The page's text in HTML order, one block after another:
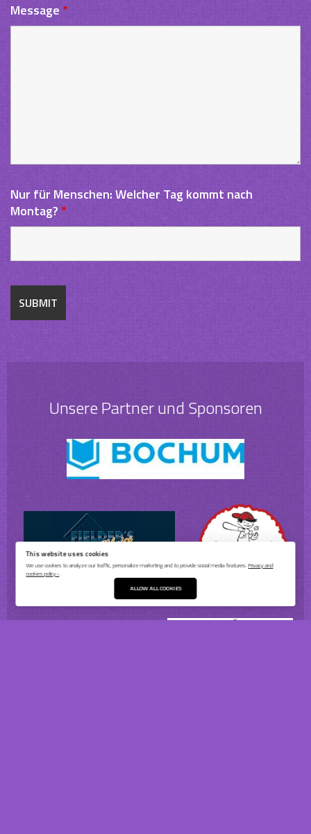
Message *
Nur für Menschen: Welcher Tag kommt nach
Montag?*
Unsere Partner und Sponsoren
This website uses cookies
We use cookies to analyze our traffic, personalize marketing and to provide social media features.Privacy and
cookies policy ›.
ALLOW ALL COOKIES